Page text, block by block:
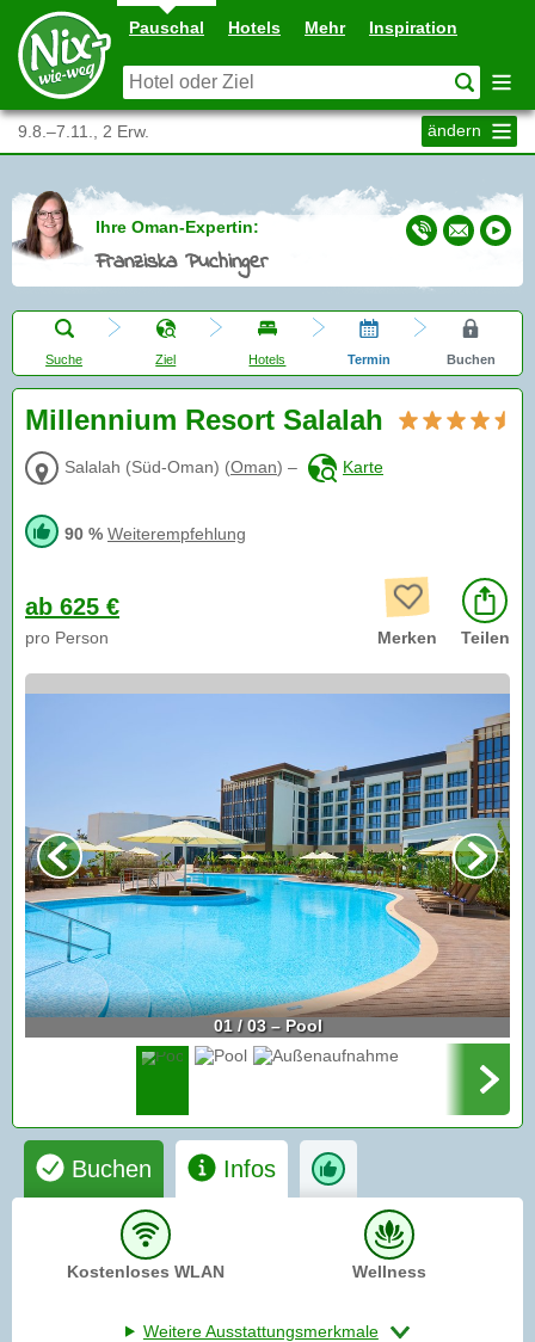
Pauschal Hotels Mehr Inspiration
9.8.–7.11., 2 Erw. ändern
Ihre Oman-Expertin:
Franziska Puchinger
Suche Ziel Hotels Termin Buchen
Millennium Resort Salalah
Salalah (Süd-Oman) (Oman) – Karte
90 % Weiterempfehlung
ab 625 €
pro Person Merken Teilen
01 / 03 – Pool
Buchen Infos
Kostenloses WLAN Wellness
Weitere Ausstattungsmerkmale